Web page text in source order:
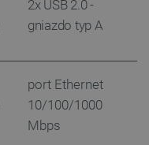
2x USB 2.0 -
gniazdo typ A
port Ethernet
10/100/1000
Mbps
.youtube.com